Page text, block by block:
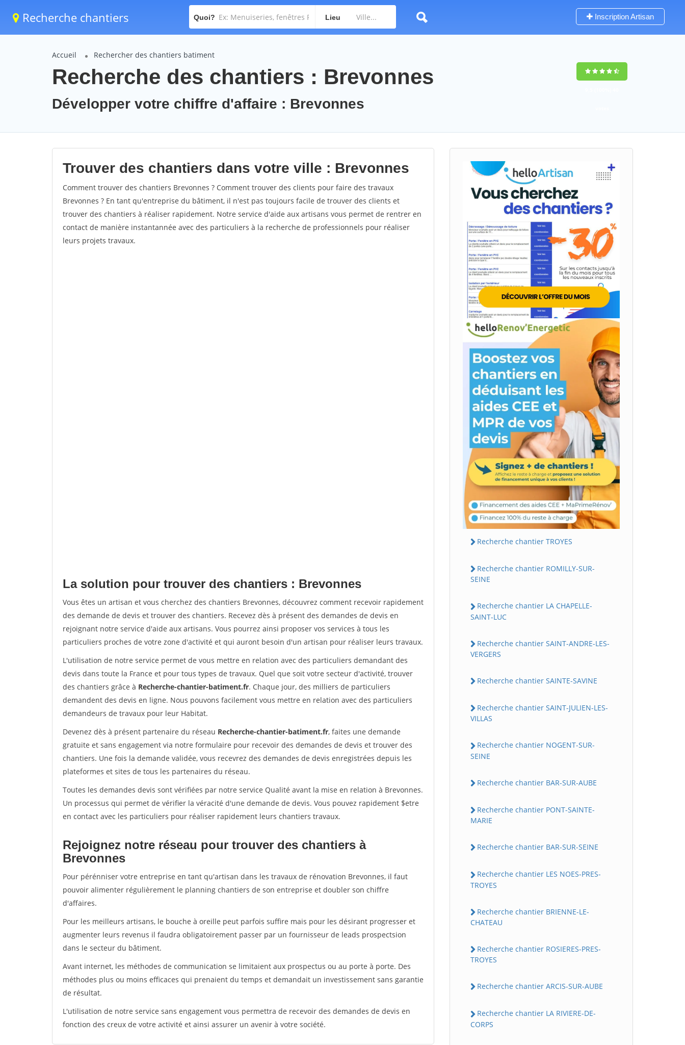
Recherche chantiers Quoi? Lieu Inscription Artisan
Accueil Rechercher des chantiers batiment
Recherche des chantiers : Brevonnes
Développer votre chiffre d'affaire : Brevonnes
Trouver des chantiers dans votre ville : Brevonnes
Comment trouver des chantiers Brevonnes ? Comment trouver des clients pour faire des travaux
Brevonnes ? En tant qu'entreprise du bâtiment, il n'est pas toujours facile de trouver des clients et
trouver des chantiers à réaliser rapidement. Notre service d'aide aux artisans vous permet de rentrer en
contact de manière instantannée avec des particuliers à la recherche de professionnels pour réaliser
leurs projets travaux.
La solution pour trouver des chantiers : Brevonnes
Vous êtes un artisan et vous cherchez des chantiers Brevonnes, découvrez comment recevoir rapidement
des demande de devis et trouver des chantiers. Recevez dès à présent des demandes de devis en
rejoignant notre service d'aide aux artisans. Vous pourrez ainsi proposer vos services à tous les
particuliers proches de votre zone d'activité et qui auront besoin d'un artisan pour réaliser leurs travaux.
L'utilisation de notre service permet de vous mettre en relation avec des particuliers demandant des
devis dans toute la France et pour tous types de travaux. Quel que soit votre secteur d'activité, trouver
des chantiers grâce à Recherche-chantier-batiment.fr. Chaque jour, des milliers de particuliers
demandent des devis en ligne. Nous pouvons facilement vous mettre en relation avec des particuliers
demandeurs de travaux pour leur Habitat.
Devenez dès à présent partenaire du réseau Recherche-chantier-batiment.fr, faites une demande
gratuite et sans engagement via notre formulaire pour recevoir des demandes de devis et trouver des
chantiers. Une fois la demande validée, vous recevrez des demandes de devis enregistrées depuis les
plateformes et sites de tous les partenaires du réseau.
Toutes les demandes devis sont vérifiées par notre service Qualité avant la mise en relation à Brevonnes.
Un processus qui permet de vérifier la véracité d'une demande de devis. Vous pouvez rapidement $etre
en contact avec les particuliers pour réaliser rapidement leurs chantiers travaux.
Rejoignez notre réseau pour trouver des chantiers à
Brevonnes
Pour pérénniser votre entreprise en tant qu'artisan dans les travaux de rénovation Brevonnes, il faut
pouvoir alimenter régulièrement le planning chantiers de son entreprise et doubler son chiffre
d'affaires.
Pour les meilleurs artisans, le bouche à oreille peut parfois suffire mais pour les désirant progresser et
augmenter leurs revenus il faudra obligatoirement passer par un fournisseur de leads prospectsion
dans le secteur du bâtiment.
Avant internet, les méthodes de communication se limitaient aux prospectus ou au porte à porte. Des
méthodes plus ou moins efficaces qui prenaient du temps et demandait un investissement sans garantie
de résultat.
L'utilisation de notre service sans engagement vous permettra de recevoir des demandes de devis en
fonction des creux de votre activité et ainsi assurer un avenir à votre société.
Recherche chantier TROYES
Recherche chantier ROMILLY-SUR-
SEINE
Recherche chantier LA CHAPELLE-
SAINT-LUC
Recherche chantier SAINT-ANDRE-LES-
VERGERS
Recherche chantier SAINTE-SAVINE
Recherche chantier SAINT-JULIEN-LES-
VILLAS
Recherche chantier NOGENT-SUR-
SEINE
Recherche chantier BAR-SUR-AUBE
Recherche chantier PONT-SAINTE-
MARIE
Recherche chantier BAR-SUR-SEINE
Recherche chantier LES NOES-PRES-
TROYES
Recherche chantier BRIENNE-LE-
CHATEAU
Recherche chantier ROSIERES-PRES-
TROYES
Recherche chantier ARCIS-SUR-AUBE
Recherche chantier LA RIVIERE-DE-
CORPS